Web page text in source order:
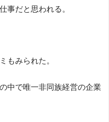
事だと思われる。
もみられた。
中で唯一非同族経営の企業